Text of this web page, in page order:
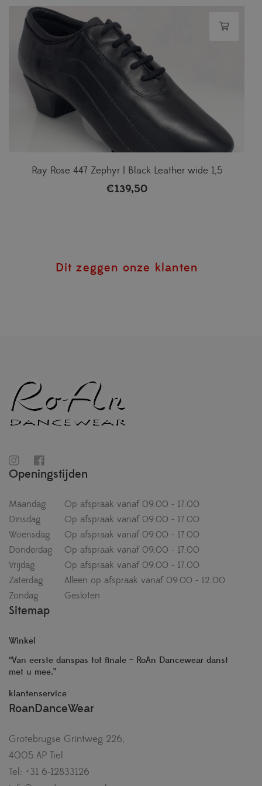
Ray Rose 447 Zephyr | Black Leather wide 1,5
€139,50
Dit zeggen onze klanten
Openingstijden
Maandag
Op afspraak vanaf 09.00 - 17.00
Dinsdag
Op afspraak vanaf 09.00 - 17.00
Woensdag
Op afspraak vanaf 09.00 - 17.00
Donderdag
Op afspraak vanaf 09.00 - 17.00
Vrijdag
Op afspraak vanaf 09.00 - 17.00
Zaterdag
Alleen op afspraak vanaf 09.00 - 12.00
Zondag
Gesloten
Sitemap
Winkel
“Van eerste danspas tot finale – RoAn Dancewear danst
met u mee.”
klantenservice
RoanDanceWear
Grotebrugse Grintweg 226,
4005 AP Tiel
Tel: +31 6-12833126